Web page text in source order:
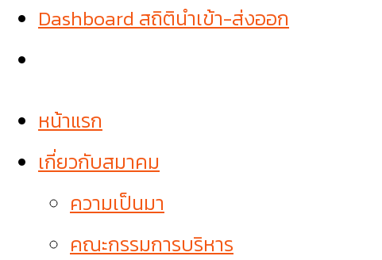
Dashboard สถิตินำเข้า-ส่งออก
หน้าแรก
เกี่ยวกับสมาคม
ความเป็นมา
คณะกรรมการบริหาร